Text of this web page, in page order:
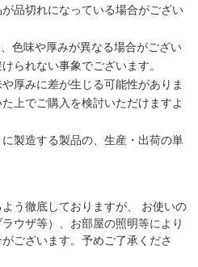
品切れになっている場合がござい
色味や厚みが異なる場合がござい
られない事象でございます。
厚みに差が生じる可能性がありま
上でご購入を検討いただけますよ
に製造する製品の、生産・出荷の単
う徹底しておりますが、 お使いの
ウザ等）、お部屋の照明等により
ございます。予めご了承くださ